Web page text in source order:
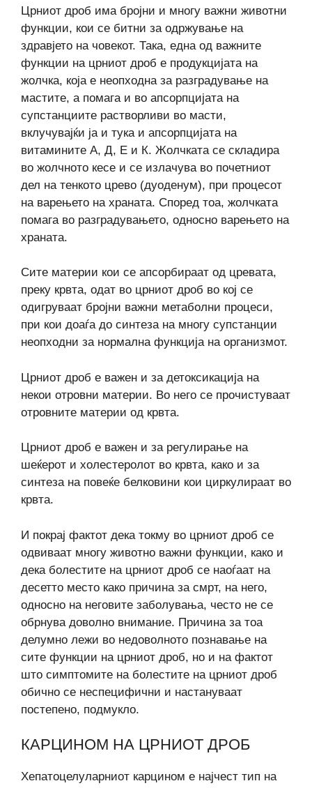
Црниот дроб има бројни и многу важни животни
функции, кои се битни за одржување на
здравјето на човекот. Така, една од важните
функции на црниот дроб е продукцијата на
жолчка, која е неопходна за разградување на
мастите, а помага и во апсорпцијата на
супстанциите растворливи во масти,
вклучувајќи ја и тука и апсорпцијата на
витамините А, Д, Е и К. Жолчката се складира
во жолчното кесе и се излачува во почетниот
дел на тенкото црево (дуоденум), при процесот
на варењето на храната. Според тоа, жолчката
помага во разградувањето, односно варењето на
храната.
Сите материи кои се апсорбираат од цревата,
преку крвта, одат во црниот дроб во кој се
одигруваат бројни важни метаболни процеси,
при кои доаѓа до синтеза на многу супстанции
неопходни за нормална функција на организмот.
Црниот дроб е важен и за детоксикација на
некои отровни материи. Во него се прочистуваат
отровните материи од крвта.
Црниот дроб е важен и за регулирање на
шеќерот и холестеролот во крвта, како и за
синтеза на повеќе белковини кои циркулираат во
крвта.
И покрај фактот дека токму во црниот дроб се
одвиваат многу животно важни функции, како и
дека болестите на црниот дроб се наоѓаат на
десетто место како причина за смрт, на него,
односно на неговите заболувања, често не се
обрнува доволно внимание. Причина за тоа
делумно лежи во недоволното познавање на
сите функции на црниот дроб, но и на фактот
што симптомите на болестите на црниот дроб
обично се неспецифични и настануваат
постепено, подмукло.
КАРЦИНОМ НА ЦРНИОТ ДРОБ
Хепатоцелуларниот карцином е најчест тип на